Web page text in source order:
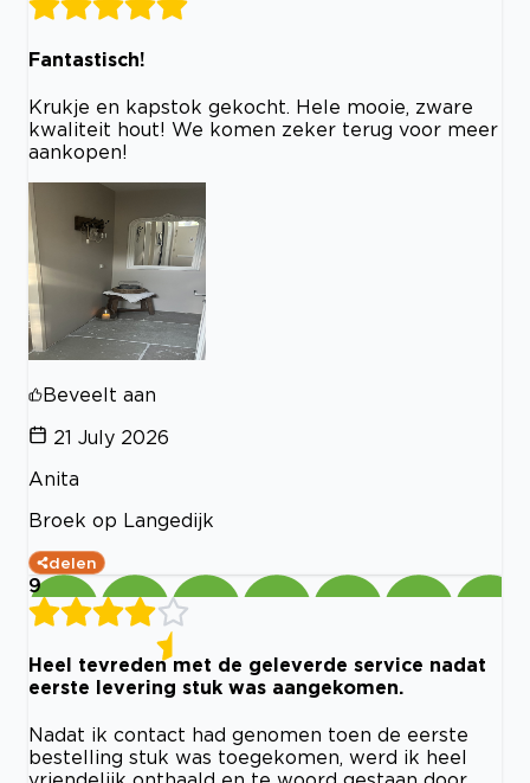
Fantastisch!
Krukje en kapstok gekocht. Hele mooie, zware
kwaliteit hout! We komen zeker terug voor meer
aankopen!
Beveelt aan
21 July 2026
Anita
Broek op Langedijk
delen
9
Heel tevreden met de geleverde service nadat
eerste levering stuk was aangekomen.
Nadat ik contact had genomen toen de eerste
bestelling stuk was toegekomen, werd ik heel